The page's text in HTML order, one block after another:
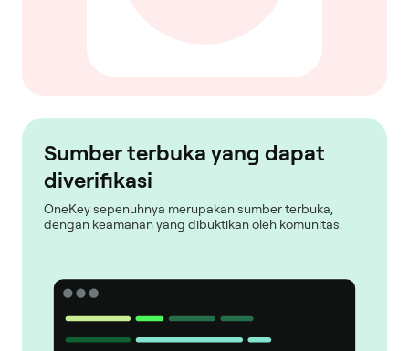
Sumber terbuka yang dapat
diverifikasi
OneKey sepenuhnya merupakan sumber terbuka,
dengan keamanan yang dibuktikan oleh komunitas.